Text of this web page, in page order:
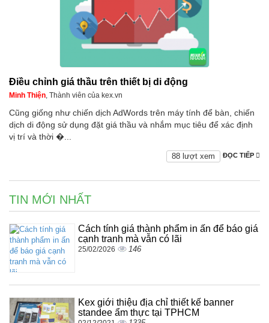
Điều chỉnh giá thầu trên thiết bị di động
Minh Thiện, Thành viên của kex.vn
Cũng giống như chiến dịch AdWords trên máy tính để bàn, chiến
dịch di động sử dụng đặt giá thầu và nhắm mục tiêu để xác định
vị trí và thời �...
ĐỌC TIẾP
88 lượt xem
TIN MỚI NHẤT
Cách tính giá thành phẩm in ấn để báo giá
cạnh tranh mà vẫn có lãi
25/02/2026 146
Kex giới thiệu địa chỉ thiết kế banner
standee ẩm thực tại TPHCM